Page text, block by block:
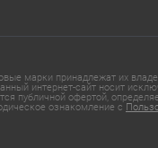
марки принадлежат их
интернет-сайт носит
публичной офертой,
ознакомление с